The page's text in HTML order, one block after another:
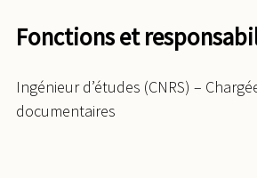
Fonctions et
Ingénieur d’études (CNRS) –
documentaires